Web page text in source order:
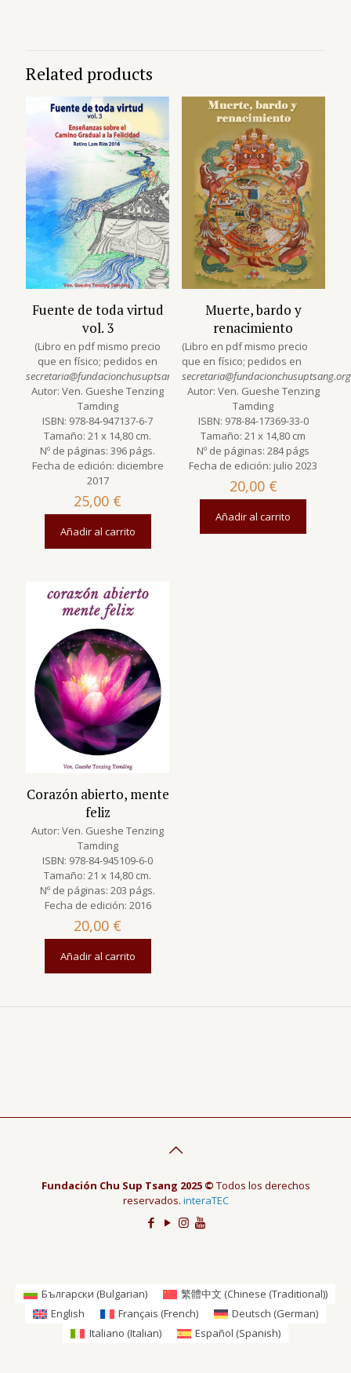
Related products
Fuente de toda virtud
vol. 3
(Libro en pdf mismo precio
que en físico; pedidos en
secretaria@fundacionchusuptsang.org)
Autor: Ven. Gueshe Tenzing
Tamding
ISBN: 978-84-947137-6-7
Tamaño: 21 x 14,80 cm.
Nº de páginas: 396 págs.
Fecha de edición: diciembre
2017
25,00 €
Añadir al carrito
Muerte, bardo y
renacimiento
(Libro en pdf mismo precio
que en físico; pedidos en
secretaria@fundacionchusuptsang.org
Autor: Ven. Gueshe Tenzing
Tamding
ISBN: 978-84-17369-33-0
Tamaño: 21 x 14,80 cm
Nº de páginas: 284 págs
Fecha de edición: julio 2023
20,00 €
Añadir al carrito
Corazón abierto, mente
feliz
Autor: Ven. Gueshe Tenzing
Tamding
ISBN: 978-84-945109-6-0
Tamaño: 21 x 14,80 cm.
Nº de páginas: 203 págs.
Fecha de edición: 2016
20,00 €
Añadir al carrito
Fundación Chu Sup Tsang 2025 © Todos los derechos
reservados. interaTEC
Български (Bulgarian) 繁體中文 (Chinese (Traditional))
English
Français (French) Deutsch (German)
Italiano (Italian) Español (Spanish)